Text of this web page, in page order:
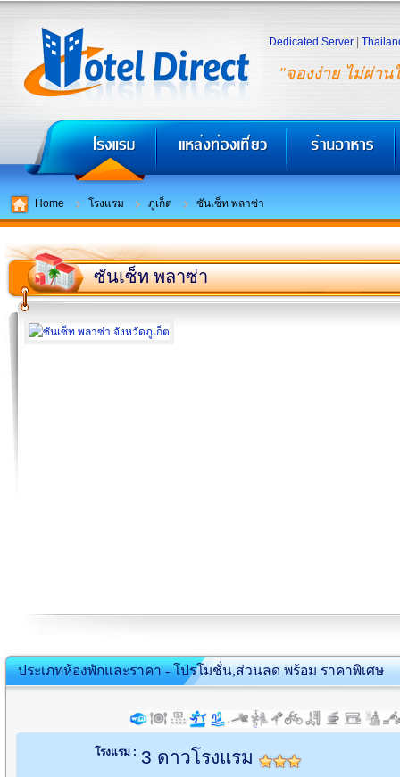
"จองง่าย ไม่ผ่าน
Dedicated Server
Home โรงแรม ภูเก็ต ซันเซ็ท พลาซ่า
ซันเซ็ท พลาซ่า
ประเภทห้องพักและราคา - โปรโมชั่น,ส่วนลด พร้อม ราคาพิเศษ
โรงแรม : 3 ดาวโรงแรม